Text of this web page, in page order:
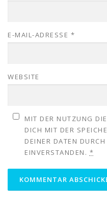
E-MAIL-ADRESSE *
WEBSITE
MIT DER NUTZUNG
DICH MIT DER
DEINER DATEN
EINVERSTANDEN. *